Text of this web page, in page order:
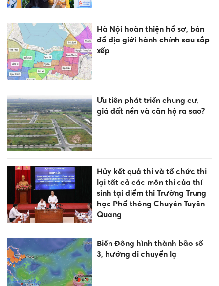
Hà Nội hoàn thiện hồ sơ, bản
đồ địa giới hành chính sau sắp
xếp
Ưu tiên phát triển chung cư,
giá đất nền và căn hộ ra sao?
Hủy kết quả thi và tổ chức thi
lại tất cả các môn thi của thí
sinh tại điểm thi Trường Trung
học Phổ thông Chuyên Tuyên
Quang
Biển Đông hình thành bão số
3, hướng di chuyển lạ